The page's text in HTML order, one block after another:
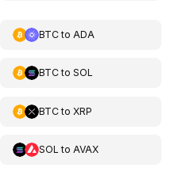
BTCto ADA
BTCto SOL
BTCto XRP
SOL to AVAX